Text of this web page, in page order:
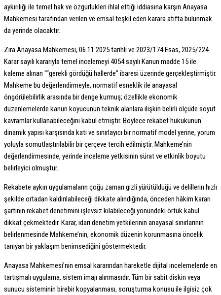
aykırılığı ile temel hak ve özgürlükleri ihlal ettiği iddiasına karşın Anayasa
Mahkemesi tarafından verilen ve emsal teşkil eden karara atıfta bulunmak
da yerinde olacaktır.
Zira Anayasa Mahkemesi, 06.11.2025 tarihli ve 2023/174 Esas, 2025/224
Karar sayılı kararıyla temel incelemeyi 4054 sayılı Kanun madde 15 ile
kaleme alınan ““gerekli gördüğü hallerde” ibaresi üzerinde gerçekleştirmiştir.
Mahkeme bu değerlendirmeyle, normatif esneklik ile anayasal
öngörülebilirlik arasında bir denge kurmuş; özellikle ekonomik
düzenlemelerde kanun koyucunun teknik alanlara ilişkin belirli ölçüde soyut
kavramlar kullanabileceğini kabul etmiştir. Böylece rekabet hukukunun
dinamik yapısı karşısında katı ve sınırlayıcı bir normatif model yerine, yorum
yoluyla somutlaştırılabilir bir çerçeve tercih edilmiştir. Mahkeme’nin
değerlendirmesinde, yerinde inceleme yetkisinin sürat ve etkinlik boyutu
belirleyici olmuştur.
Rekabete aykırı uygulamaların çoğu zaman gizli yürütüldüğü ve delillerin hızlı
şekilde ortadan kaldırılabileceği dikkate alındığında, önceden hâkim kararı
şartının rekabet denetimini işlevsiz kılabileceği yönündeki örtük kabul
dikkat çekmektedir. Karar, idari denetim yetkilerinin anayasal sınırlarının
belirlenmesinde Mahkeme’nin, ekonomik düzenin korunmasına öncelik
tanıyan bir yaklaşım benimsediğini göstermektedir.
Anayasa Mahkemesi’nin emsal kararından hareketle dijital incelemelerde en
tartışmalı uygulama, sistem imajı alınmasıdır. Tüm bir sabit diskin veya
sunucu sisteminin birebir kopyalanması, soruşturma konusu ile ilgisiz çok